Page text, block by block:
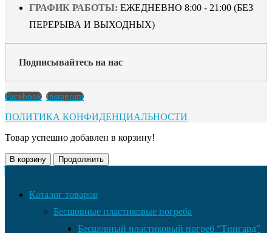
ГРАФИК РАБОТЫ: ЕЖЕДНЕВНО 8:00 - 21:00 (БЕЗ
ПЕРЕРЫВА И ВЫХОДНЫХ)
Подписывайтесь на нас
Facebook Instagram
ПОЛИТИКА КОНФИДЕНЦИАЛЬНОСТИ
Товар успешно добавлен в корзину!
В корзину Продолжить
Каталог товаров
Бесшовные пластиковые погреба
Бесшовный пластиковый погреб “Тингард”